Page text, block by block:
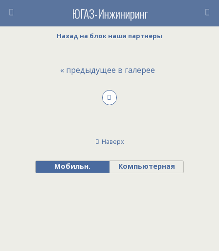
ЮГАЗ-Инжиниринг
Назад на блок наши партнеры
« предыдущее в галерее
Наверх
Мобильн. Компьютерная